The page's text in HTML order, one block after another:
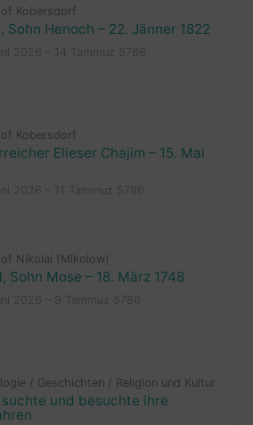
Kobersdorf
Sohn Henoch – 22. Jänner 1822
Kobersdorf
Elieser Chajim – 15. Mai
Nikolai (Mikolow)
Sohn Mose – 18. März 1748
/ Geschichten / Religion und Kultur
suchte und besuchte ihre